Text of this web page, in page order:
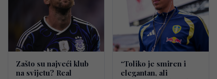
Zašto su najveći klub
na svijetu? Real
“Toliko je smiren i
elegantan, ali